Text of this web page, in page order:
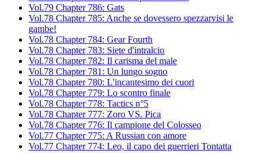
Vol.79 Chapter 786: Gats
Vol.78 Chapter 785: Anche se dovessero spezzarvisi le
gambe!
Vol.78 Chapter 784: Gear Fourth
Vol.78 Chapter 783: Siete d'intralcio
Vol.78 Chapter 782: Il carisma del male
Vol.78 Chapter 781: Un lungo sogno
Vol.78 Chapter 780: L'incantesimo dei cuori
Vol.78 Chapter 779: Lo scontro finale
Vol.78 Chapter 778: Tactics n°5
Vol.78 Chapter 777: Zoro VS. Pica
Vol.78 Chapter 776: Il campione del Colosseo
Vol.77 Chapter 775: A Russian con amore
Vol.77 Chapter 774: Leo, il capo dei guerrieri Tontatta